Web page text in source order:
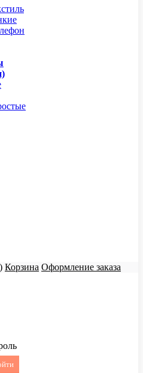
Корзина Оформление заказа